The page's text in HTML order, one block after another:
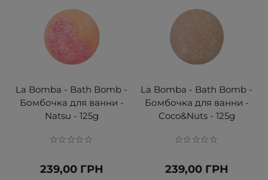
La Bomba - Bath Bomb -
Бомбочка для ванни -
Natsu - 125g
239,00 ГРН
La Bomba - Bath Bomb -
Бомбочка для ванни -
Coco&Nuts - 125g
239,00 ГРН